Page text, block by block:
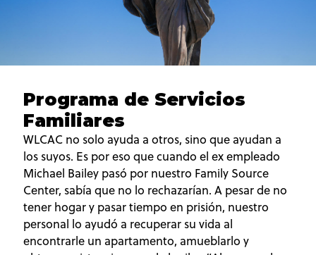
Programa de Servicios
Familiares
WLCAC no solo ayuda a otros, sino que ayudan a
los suyos. Es por eso que cuando el ex empleado
Michael Bailey pasó por nuestro Family Source
Center, sabía que no lo rechazarían. A pesar de no
tener hogar y pasar tiempo en prisión, nuestro
personal lo ayudó a recuperar su vida al
encontrarle un apartamento, amueblarlo y